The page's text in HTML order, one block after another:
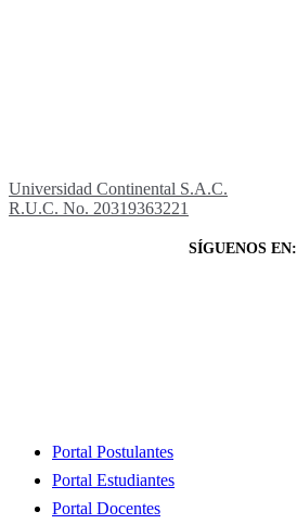
Universidad Continental S.A.C.
R.U.C. No. 20319363221
SÍGUENOS EN:
Close
Portal Postulantes
Portal Estudiantes
Portal Docentes